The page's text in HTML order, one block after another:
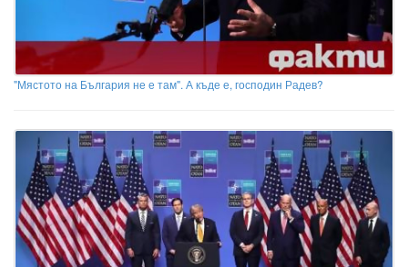
"Мястото на България не е там". А къде е, господин Радев?